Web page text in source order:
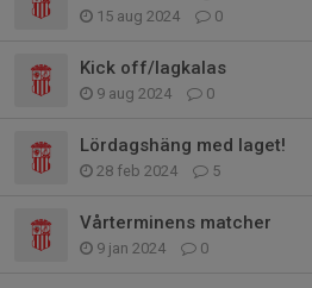
15 aug 2024 0
Kick off/lagkalas
9 aug 2024 0
Lördagshäng med laget!
28 feb 2024 5
Vårterminens matcher
9 jan 2024 0